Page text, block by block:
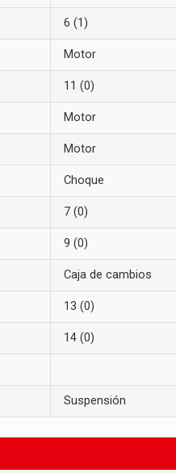
6 (1)
Motor
11 (0)
Motor
Motor
Choque
7 (0)
9 (0)
Caja de cambios
13 (0)
14 (0)
Suspensión